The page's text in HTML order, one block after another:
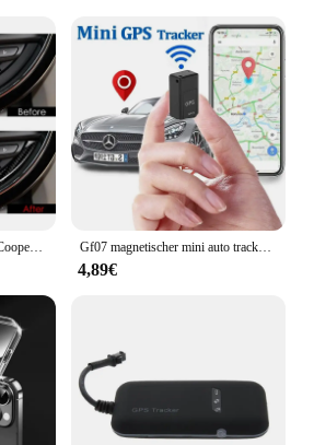
Real Carbon Fiber für Mini Cooper F55 F56 Konsole Navigation Bildschirm Rahmen Trim Gf07 magnetischer mini auto tracker gps real time tracking locator gerät magnetischer gps tracker echtzeit fahrzeug locator pet tracker
4,89€